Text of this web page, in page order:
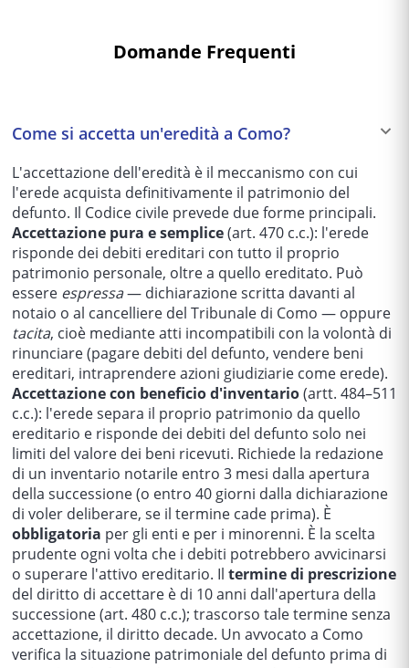
Domande Frequenti
Come si accetta un'eredità a Como?
L'accettazione dell'eredità è il meccanismo con cui
l'erede acquista definitivamente il patrimonio del
defunto. Il Codice civile prevede due forme principali.
Accettazione pura e semplice(art. 470 c.c.): l'erede
risponde dei debiti ereditari con tutto il proprio
patrimonio personale, oltre a quello ereditato. Può
essere espressa— dichiarazione scritta davanti al
notaio o al cancelliere del Tribunale di Como — oppure
tacita, cioè mediante atti incompatibili con la volontà di
rinunciare (pagare debiti del defunto, vendere beni
ereditari, intraprendere azioni giudiziarie come erede).
Accettazione con beneficio d'inventario(artt. 484–511
c.c.): l'erede separa il proprio patrimonio da quello
ereditario e risponde dei debiti del defunto solo nei
limiti del valore dei beni ricevuti. Richiede la redazione
di un inventario notarile entro 3 mesi dalla apertura
della successione (o entro 40 giorni dalla dichiarazione
di voler deliberare, se il termine cade prima). È
obbligatoria per gli enti e per i minorenni. È la scelta
prudente ogni volta che i debiti potrebbero avvicinarsi
o superare l'attivo ereditario. Il termine di prescrizione
del diritto di accettare è di 10 anni dall'apertura della
successione (art. 480 c.c.); trascorso tale termine senza
accettazione, il diritto decade. Un avvocato a Como
verifica la situazione patrimoniale del defunto prima di